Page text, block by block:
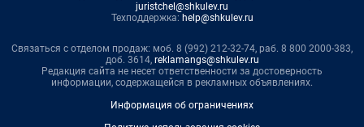
juristchel@shkulev.ru
Техподдержка: help@shkulev.ru
Связаться с отделом продаж: моб. 8 (992) 212-32-74, раб. 8 800 2000-383,
доб. 3614, reklamangs@shkulev.ru
Редакция сайта не несет ответственности за достоверность
информации, содержащейся в рекламных объявлениях.
Информация об ограничениях